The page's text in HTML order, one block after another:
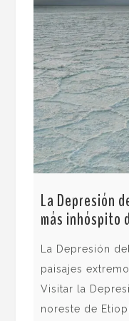
La Depresión
más inhóspito
La Depresión
paisajes
Visitar la
noreste de